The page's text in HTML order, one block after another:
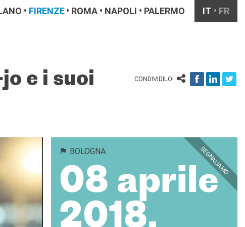
FIRENZE ROMA NAPOLI PALERMO IT FR
e i suoi
CONDIVIDILO!
BOLOGNA
08 aprile
2018,
SEGNALIAMO